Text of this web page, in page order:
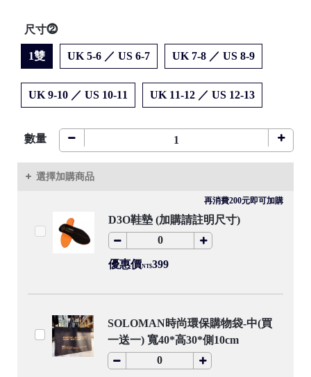
尺寸⓶
1雙 UK 5-6 ／ US 6-7 UK 7-8 ／ US 8-9
UK 9-10 ／ US 10-11 UK 11-12 ／ US 12-13
數量
選擇加購商品
再消費200元即可加購
D3O鞋墊 (加購請註明尺寸)
優惠價NT$399
SOLOMAN時尚環保購物袋-中(買
一送一) 寬40*高30*側10cm